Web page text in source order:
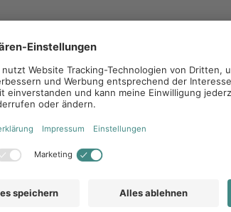
Local Brand X tätig. Hast du denn Tipps für
am besten unter einen Hut bekommt?